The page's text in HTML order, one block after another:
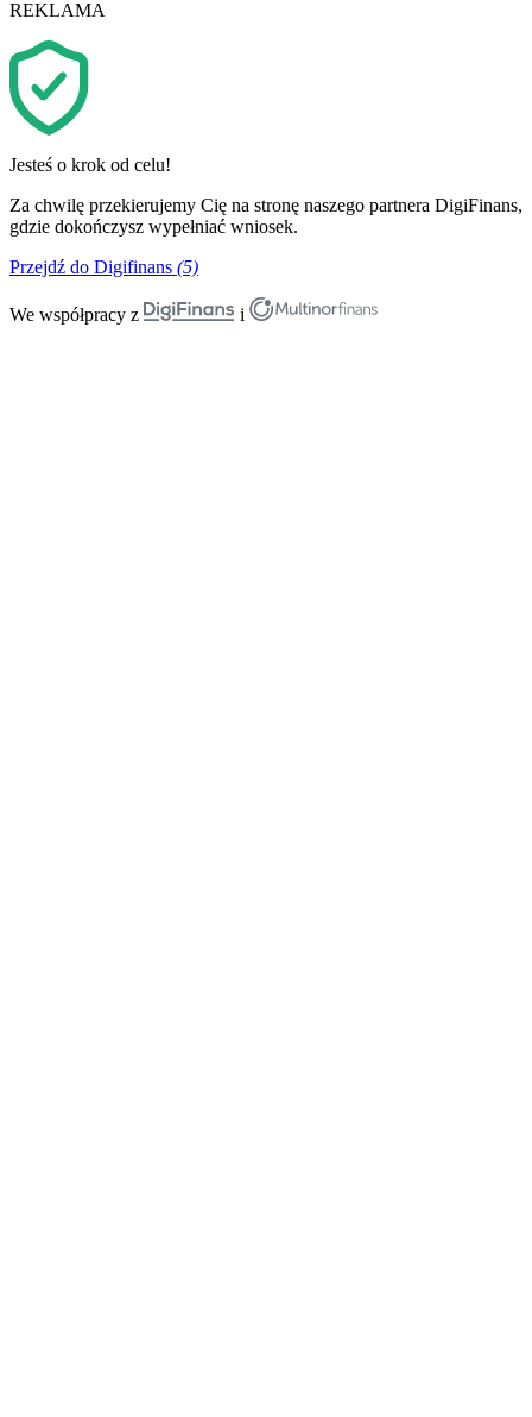
REKLAMA
Jesteś o krok od celu!
Za chwilę przekierujemy Cię na stronę naszego partnera DigiFinans,
gdzie dokończysz wypełniać wniosek.
Przejdź do Digifinans (5)
We współpracy z i